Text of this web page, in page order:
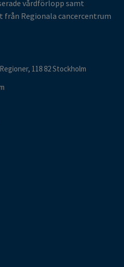
vårdförlopp samt
Regionala cancercentrum
118 82 Stockholm